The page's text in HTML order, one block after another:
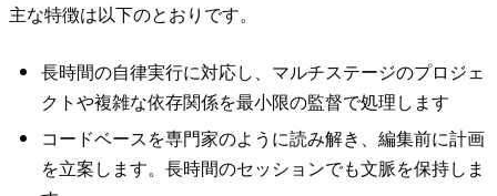
主な特徴は以下のとおりです。
長時間の自律実行に対応し、マルチステージのプロジェ
クトや複雑な依存関係を最小限の監督で処理します
コードベースを専門家のように読み解き、編集前に計画
を立案します。長時間のセッションでも文脈を保持しま